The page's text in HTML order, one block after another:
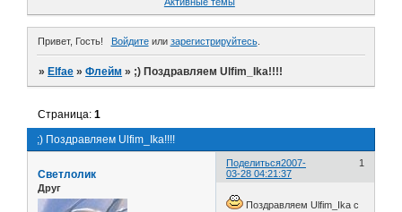
Привет, Гость! Войдитеили зарегистрируйтесь.
»Elfae »Флейм » ;) Поздравляем Ulfim_Ika!!!!
;) Поздравляем Ulfim_Ika!!!!
Страница:1
Поделиться 1
2007-
03-28 04:21:37
Светлолик
Друг
Поздравляем Ulfim_Ika c